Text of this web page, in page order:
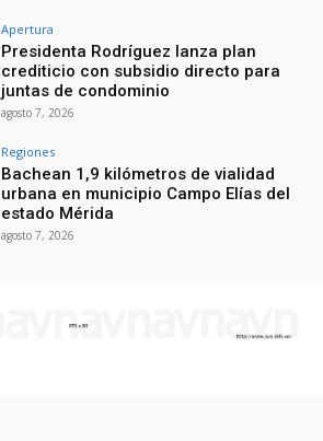
Apertura
Presidenta Rodríguez lanza plan
crediticio con subsidio directo para
juntas de condominio
agosto 7, 2026
Regiones
Bachean 1,9 kilómetros de vialidad
urbana en municipio Campo Elías del
estado Mérida
agosto 7, 2026